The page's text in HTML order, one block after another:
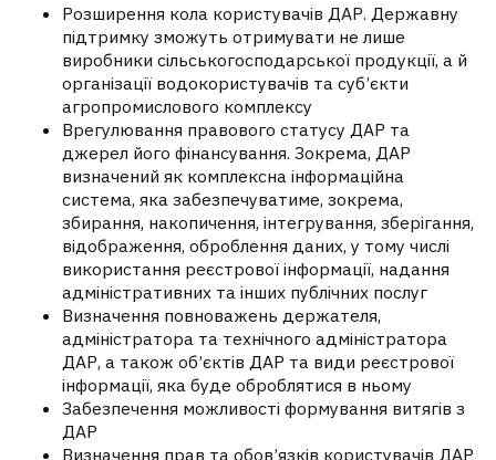
Розширення кола користувачів ДАР. Державну
підтримку зможуть отримувати не лише
виробники сільськогосподарської продукції, а й
організації водокористувачів та суб’єкти
агропромислового комплексу
Врегулювання правового статусу ДАР та
джерел його фінансування. Зокрема, ДАР
визначений як комплексна інформаційна
система, яка забезпечуватиме, зокрема,
збирання, накопичення, інтегрування, зберігання,
відображення, оброблення даних, у тому числі
використання реєстрової інформації, надання
адміністративних та інших публічних послуг
Визначення повноважень держателя,
адміністратора та технічного адміністратора
ДАР, а також об’єктів ДАР та види реєстрової
інформації, яка буде оброблятися в ньому
Забезпечення можливості формування витягів з
ДАР
Визначення прав та обов’язків користувачів ДАР